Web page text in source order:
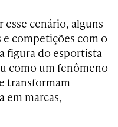
cenário, alguns
competições com o
figura do esportista
como um fenômeno
transformam
em marcas,